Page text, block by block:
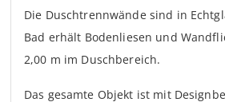
Die Duschtrennwände sind in
Bad erhält Bodenliesen und
2,00 m im Duschbereich.
Das gesamte Objekt ist mit